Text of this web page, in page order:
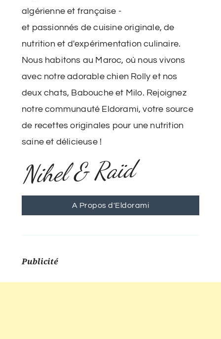
algérienne et française -
et passionnés de cuisine originale, de
nutrition et d'expérimentation culinaire.
Nous habitons au Maroc, où nous vivons
avec notre adorable chien Rolly et nos
deux chats, Babouche et Milo. Rejoignez
notre communauté Eldorami, votre source
de recettes originales pour une nutrition
saine et délicieuse !
Nihel & Raïd
A Propos d'Eldorami
Publicité